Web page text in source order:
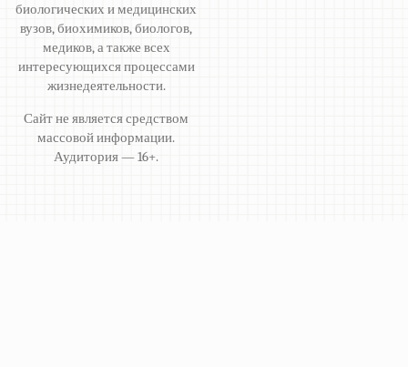
биологических и медицинских
вузов, биохимиков, биологов,
медиков, а также всех
интересующихся процессами
жизнедеятельности.
Сайт не является средством
массовой информации.
Аудитория — 16+.